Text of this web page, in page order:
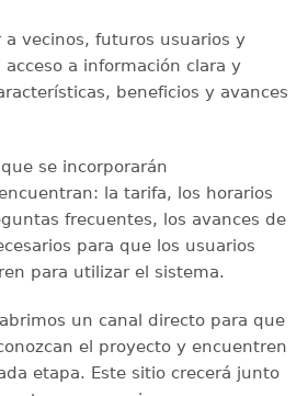
a vecinos, futuros usuarios y
a información clara y
beneficios y avances
se incorporarán
la tarifa, los horarios
frecuentes, los avances de
para que los usuarios
para utilizar el sistema.
un canal directo para que
el proyecto y encuentren
etapa. Este sitio crecerá junto